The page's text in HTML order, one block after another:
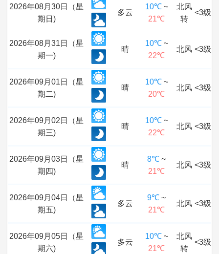
2026年08月30日（星
期日)
多云
10℃~
21℃
北风
转
<3级
2026年08月31日（星
期一)
晴
10℃~
22℃
北风 <3级
2026年09月01日（星
期二)
晴
10℃~
20℃
北风 <3级
2026年09月02日（星
期三)
晴
10℃~
22℃
北风 <3级
2026年09月03日（星
期四)
晴
8℃ ~
21℃
北风 <3级
2026年09月04日（星
期五)
多云
9℃ ~
21℃
北风 <3级
2026年09月05日（星
期六)
多云
10℃~
21℃
北风
转
<3级